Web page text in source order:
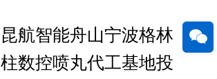
昆航智能舟山宁波格林
柱数控喷丸代工基地投